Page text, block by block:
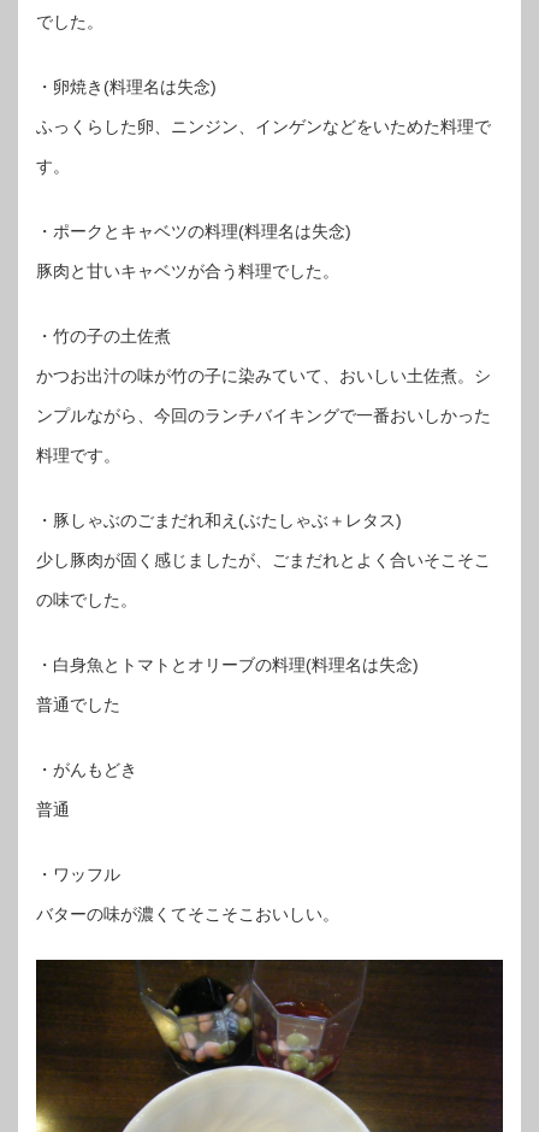
でした。
・卵焼き(料理名は失念)
ふっくらした卵、ニンジン、インゲンなどをいためた料理で
す。
・ポークとキャベツの料理(料理名は失念)
豚肉と甘いキャベツが合う料理でした。
・竹の子の土佐煮
かつお出汁の味が竹の子に染みていて、おいしい土佐煮。シ
ンプルながら、今回のランチバイキングで一番おいしかった
料理です。
・豚しゃぶのごまだれ和え(ぶたしゃぶ＋レタス)
少し豚肉が固く感じましたが、ごまだれとよく合いそこそこ
の味でした。
・白身魚とトマトとオリーブの料理(料理名は失念)
普通でした
・がんもどき
普通
・ワッフル
バターの味が濃くてそこそこおいしい。